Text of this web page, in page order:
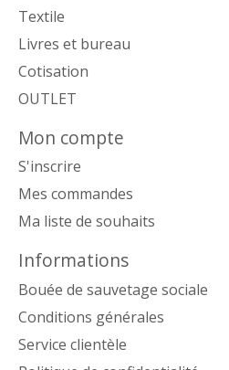
Textile
Livres et bureau
Cotisation
OUTLET
Mon compte
S'inscrire
Mes commandes
Ma liste de souhaits
Informations
Bouée de sauvetage sociale
Conditions générales
Service clientèle